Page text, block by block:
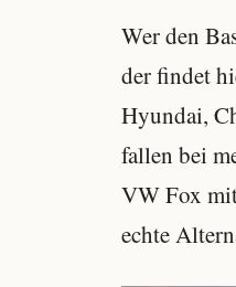
Wer den
der findet
Hyundai,
fallen bei
VW Fox
echte